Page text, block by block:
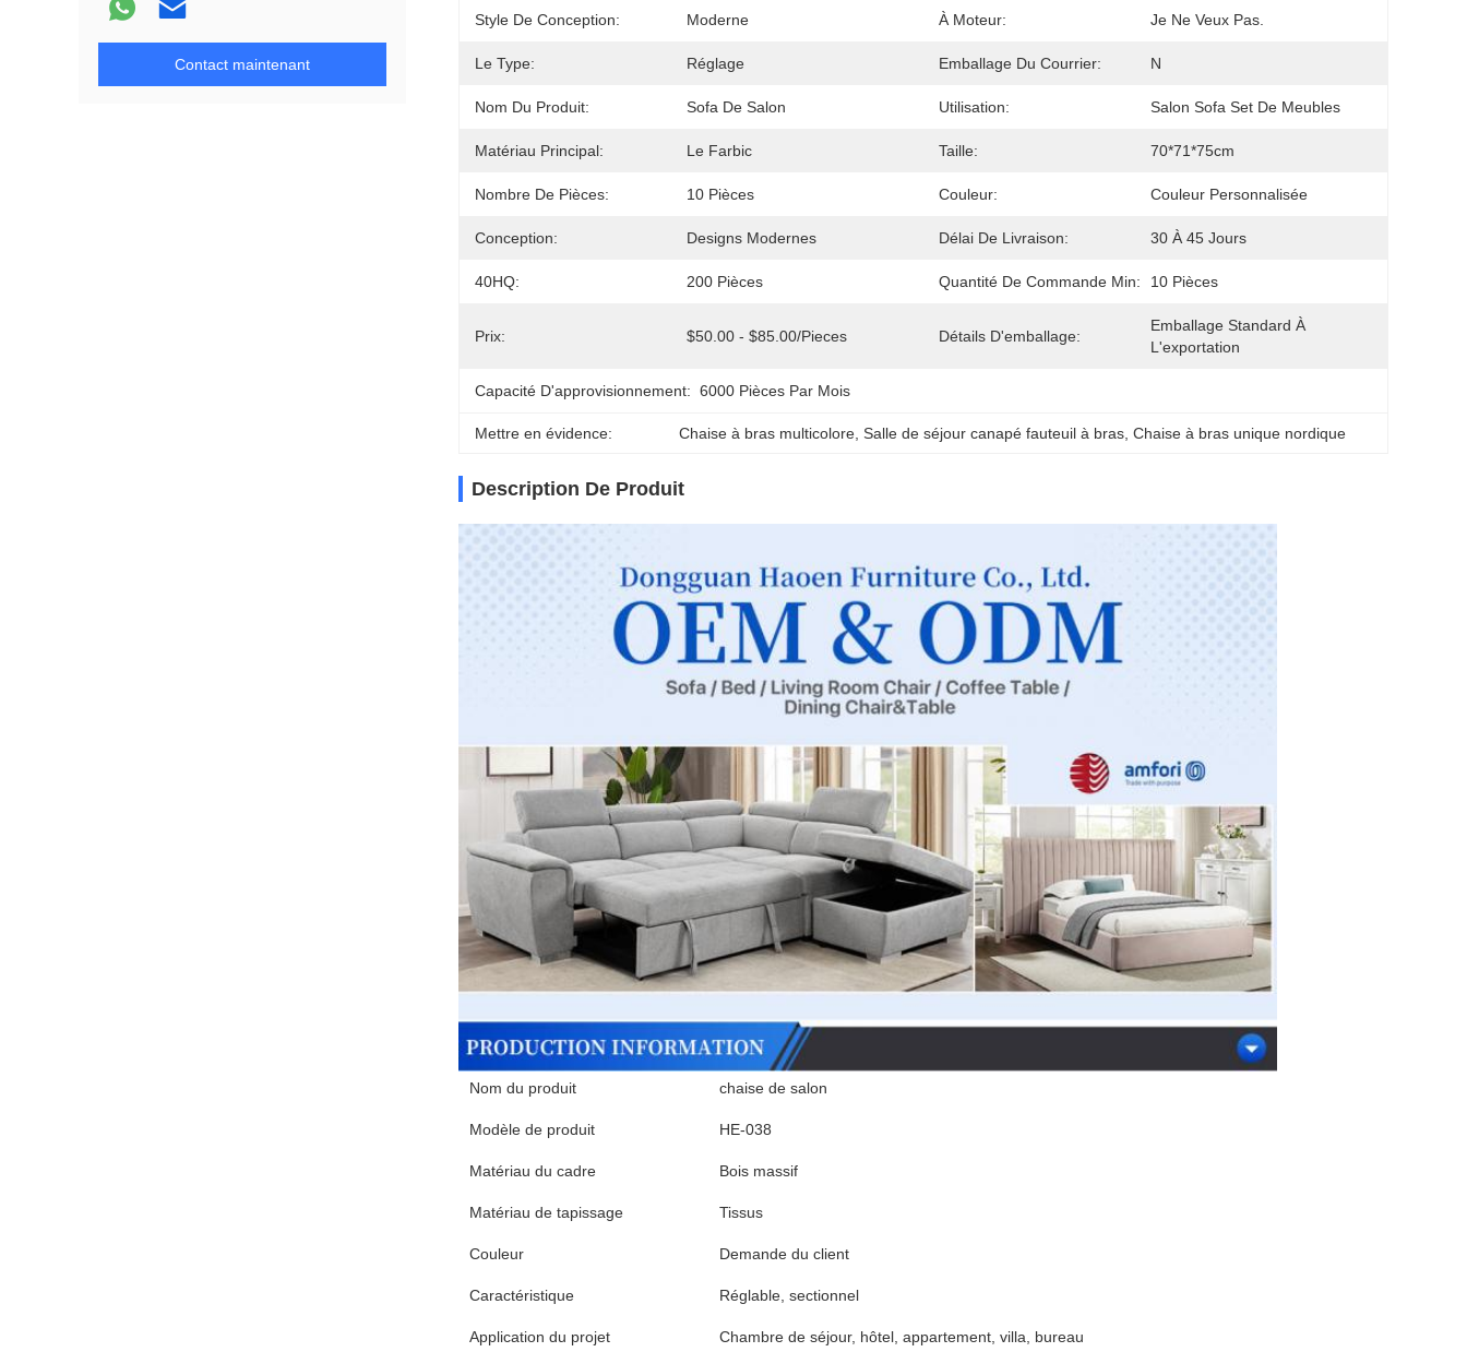
Contact maintenant
Style De Conception: Moderne À Moteur: Je Ne Veux Pas.
Le Type: Réglage Emballage Du Courrier: N
Nom Du Produit: Sofa De Salon Utilisation: Salon Sofa Set De Meubles
Matériau Principal: Le Farbic Taille: 70*71*75cm
Nombre De Pièces: 10 Pièces Couleur: Couleur Personnalisée
Conception: Designs Modernes Délai De Livraison: 30 À 45 Jours
40HQ: 200 Pièces Quantité De Commande Min: 10 Pièces
Prix: $50.00 - $85.00/pieces Détails D'emballage:
Emballage Standard À
L'exportation
Capacité D'approvisionnement: 6000 Pièces Par Mois
Mettre en évidence: Chaise à bras multicolore , Salle de séjour canapé fauteuil à bras , Chaise à bras unique nordique
Description De Produit
Nom du produit chaise de salon
Modèle de produit HE-038
Matériau du cadre Bois massif
Matériau de tapissage Tissus
Couleur Demande du client
Caractéristique Réglable, sectionnel
Application du projet Chambre de séjour, hôtel, appartement, villa, bureau